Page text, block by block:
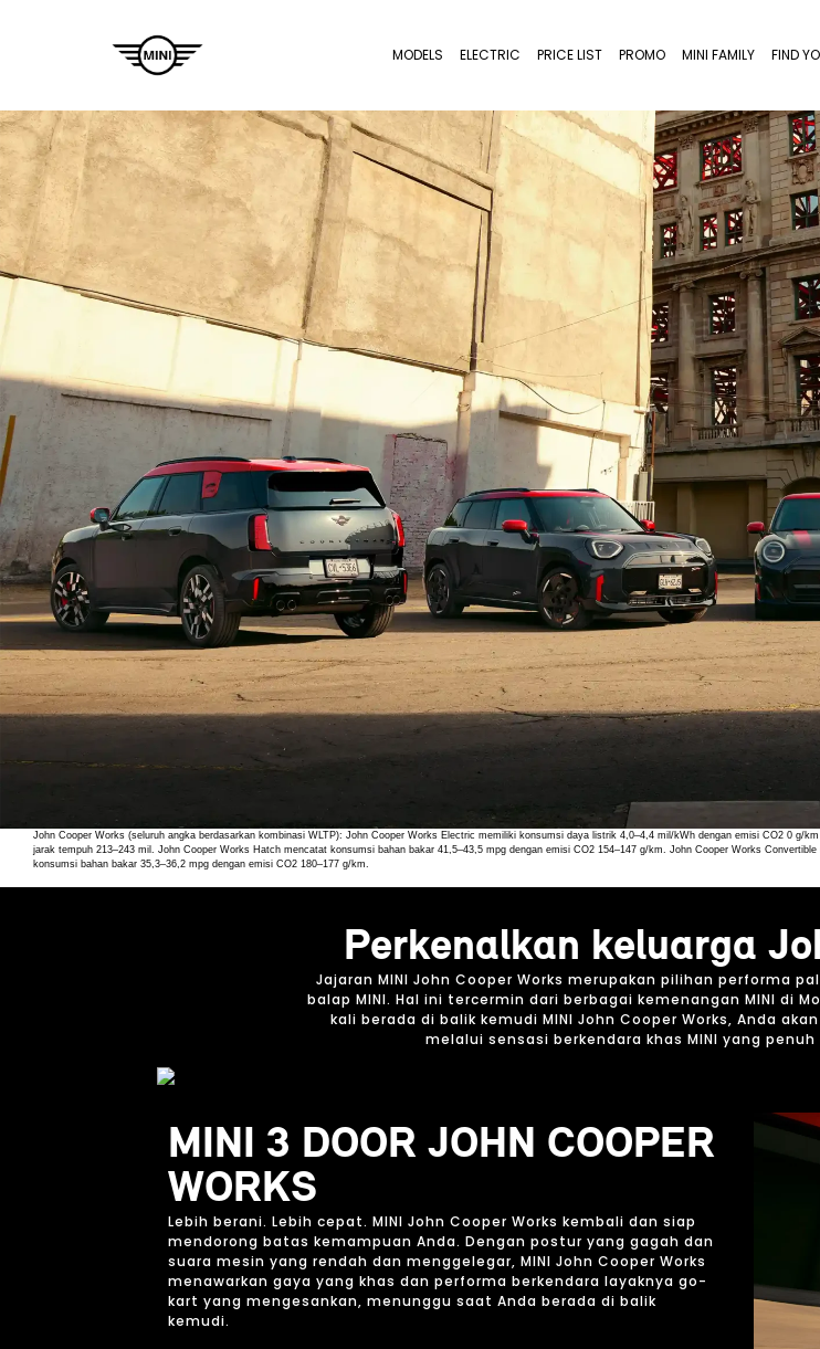
MODELS ELECTRIC PRICE LIST PROMO MINI FAMILY FIND
John Cooper Works (seluruh angka berdasarkan kombinasi WLTP): John Cooper Works Electric memiliki konsumsi daya listrik 4,0–4,4 mil/kWh dengan emisi CO2 0
jarak tempuh 213–243 mil. John Cooper Works Hatch mencatat konsumsi bahan bakar 41,5–43,5 mpg dengan emisi CO2 154–147 g/km. John Cooper Works
konsumsi bahan bakar 35,3–36,2 mpg dengan emisi CO2 180–177 g/km.
Perkenalkan keluarga
Jajaran MINI John Cooper Works merupakan pilihan performa
balap MINI. Hal ini tercermin dari berbagai kemenangan MINI di
kali berada di balik kemudi MINI John Cooper Works, Anda
melalui sensasi berkendara khas MINI yang
MINI 3 DOOR JOHN COOPER
WORKS
Lebih berani. Lebih cepat. MINI John Cooper Works kembali dan siap
mendorong batas kemampuan Anda. Dengan postur yang gagah dan
suara mesin yang rendah dan menggelegar, MINI John Cooper Works
menawarkan gaya yang khas dan performa berkendara layaknya go-
kart yang mengesankan, menunggu saat Anda berada di balik
kemudi.